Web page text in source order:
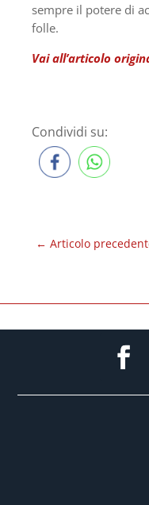
sempre il potere di
folle.
Vai all’articolo
Condividi su:
← Articolo